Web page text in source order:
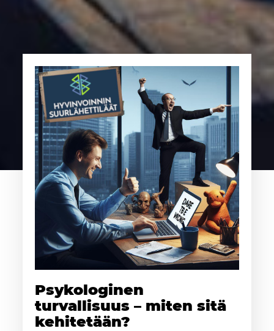
Psykologinen
turvallisuus – miten sitä
kehitetään?